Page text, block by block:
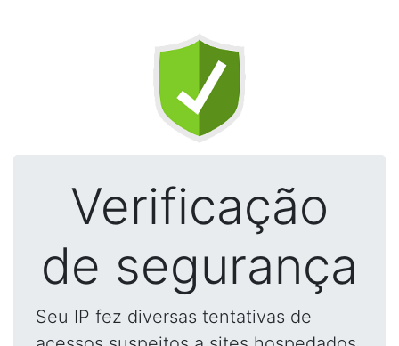
Verificação
de segurança
Seu IP fez diversas tentativas de